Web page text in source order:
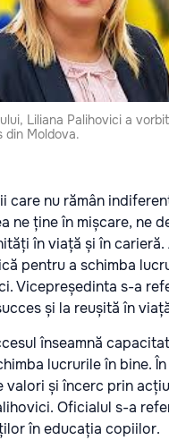
Liliana Palihovici a
din Moldova.
care nu rămân
ne ține în mișcare, ne
în viață și în carieră.
pentru a schimba
Vicepreședinta s-a
și la reușită în
înseamnă
lucrurile în bine.
valori și încerc prin
Oficialul s-a
în educația copiilor.